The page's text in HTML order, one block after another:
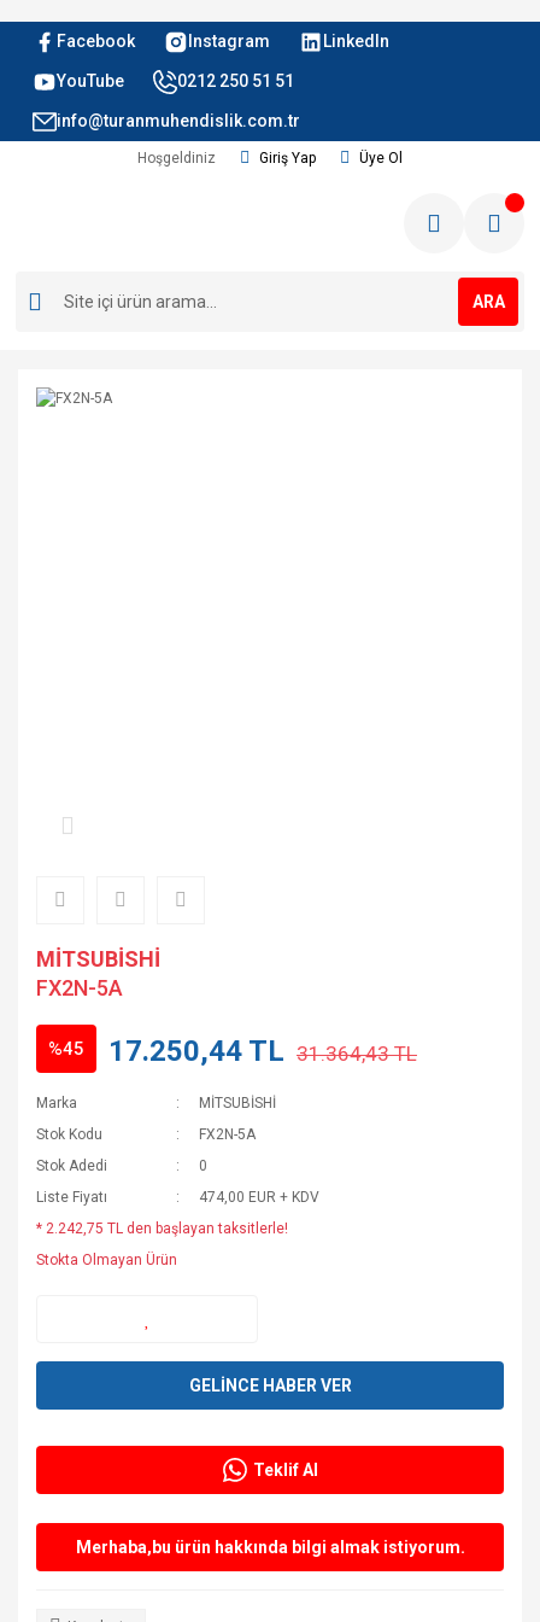
Facebook Instagram LinkedIn
YouTube 0212 250 51 51
info@turanmuhendislik.com.tr
Hoşgeldiniz Giriş Yap Üye Ol
ARA
MİTSUBİSHİ
FX2N-5A
%45 17.250,44 TL 31.364,43 TL
Marka
MİTSUBİSHİ
Stok Kodu
FX2N-5A
Stok Adedi
0
Liste Fiyatı
474,00 EUR + KDV
* 2.242,75 TL den başlayan taksitlerle!
Stokta Olmayan Ürün
GELİNCE HABER VER
Teklif Al
Merhaba,bu ürün hakkında bilgi almak istiyorum.